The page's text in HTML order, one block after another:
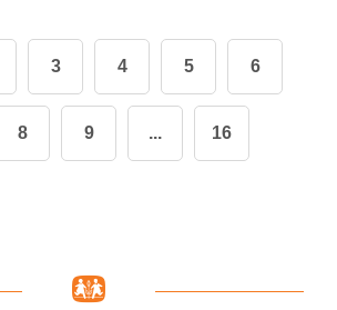
3 4 5 6
8 9 ... 16